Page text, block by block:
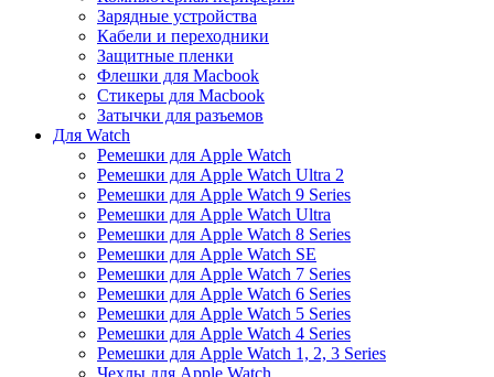
Зарядные устройства
Кабели и переходники
Защитные пленки
Флешки для Macbook
Стикеры для Macbook
Затычки для разъемов
Для Watch
Ремешки для Apple Watch
Ремешки для Apple Watch Ultra 2
Ремешки для Apple Watch 9 Series
Ремешки для Apple Watch Ultra
Ремешки для Apple Watch 8 Series
Ремешки для Apple Watch SE
Ремешки для Apple Watch 7 Series
Ремешки для Apple Watch 6 Series
Ремешки для Apple Watch 5 Series
Ремешки для Apple Watch 4 Series
Ремешки для Apple Watch 1, 2, 3 Series
Чехлы для Apple Watch